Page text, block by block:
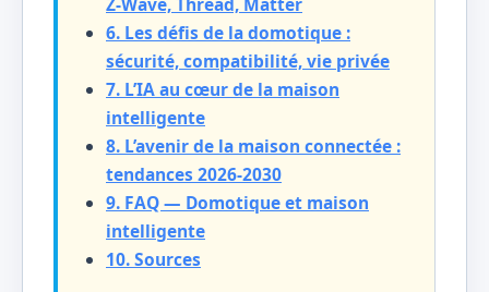
6. Les défis de la domotique :
sécurité, compatibilité, vie privée
7. L’IA au cœur de la maison
intelligente
8. L’avenir de la maison connectée :
tendances 2026-2030
9. FAQ — Domotique et maison
intelligente
10. Sources